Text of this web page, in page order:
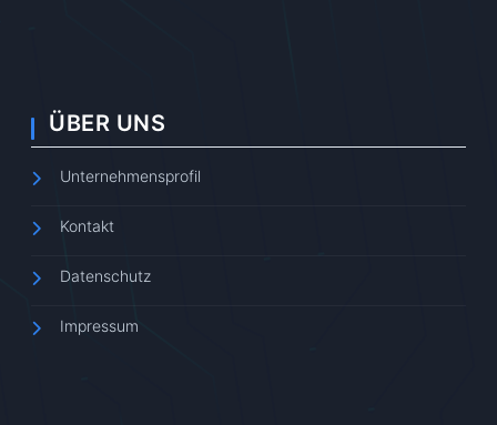
ÜBER UNS
Unternehmensprofil
Kontakt
Datenschutz
Impressum